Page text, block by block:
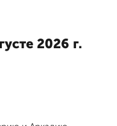
2026 г.